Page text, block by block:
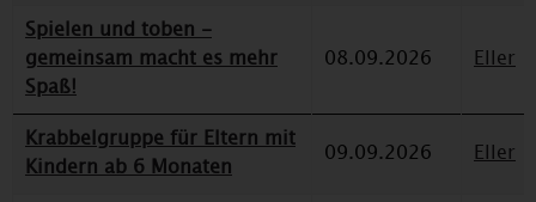
Spielen und toben -
gemeinsam macht es mehr
Spaß!
08.09.2026 Eller
Krabbelgruppe für Eltern mit
Kindern ab 6 Monaten
09.09.2026 Eller